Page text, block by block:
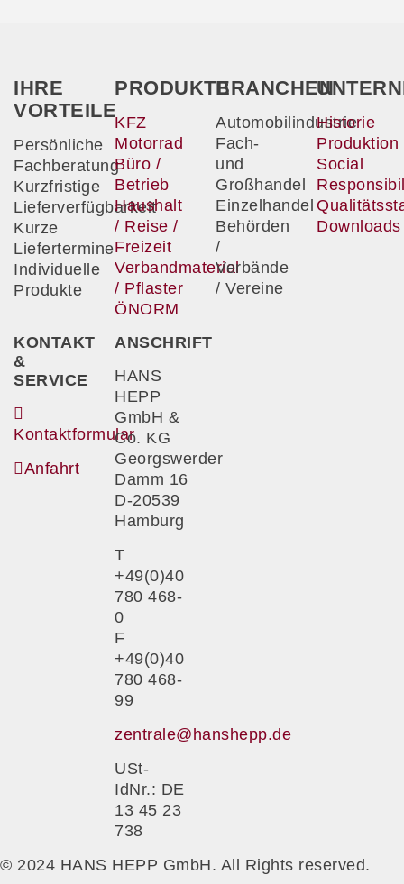
IHRE
VORTEILE
Persönliche
Fachberatung
Kurzfristige
Lieferverfügbarkeit
Kurze
Liefertermine
Individuelle
Produkte
PRODUKTE
KFZ
Motorrad
Büro /
Betrieb
Haushalt
/ Reise /
Freizeit
Verbandmaterial
/ Pflaster
ÖNORM
BRANCHEN
Automobilindustrie
Fach-
und
Großhandel
Einzelhandel
Behörden
/
Verbände
/ Vereine
Historie
Produktion
Social
Downloads
KONTAKT
&
SERVICE
Kontaktformular
Anfahrt
ANSCHRIFT
HANS
HEPP
GmbH &
Co. KG
Georgswerder
Damm 16
D-20539
Hamburg
T
+49(0)40
780 468-
0
F
+49(0)40
780 468-
99
zentrale@hanshepp.de
USt-
IdNr.: DE
13 45 23
738
© 2024 HANS HEPP GmbH. All Rights reserved.